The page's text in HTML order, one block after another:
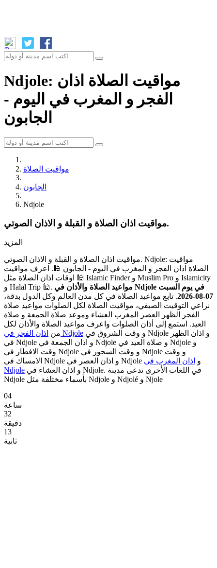
Ndjole: مواقيت الصلاة اذان
الفجر و المغرب في اليوم -
الجابون
مواقيت الصلاة
الجابون
Ndjole
مواقيت اذان الصلاة و القبلة و الاذان الصوتي.
المزيد
مواقيت اذان الصلاة و القبلة و الاذان الصوتي. Ndjole: مواقيت
الصلاة اذان الفجر و المغرب في اليوم - الجابون 🕌. اعرف مواقيت
اوقات اذان الصلاة مثل 🕌 Islamic Finder و Muslim Pro و Islamicity
و Halal Trip 🕌. مواعيد الصلاة والأذان في Ndjole في يوم السبت
07-08-2026
. تابع مواعيد الصلاة في كل مدن العالم وكل الدول بدقة،
نراعي التوقيت الصيفي، مواقيت الصلاة لكل الصلوات مواعيد صلاة
الفجر الظهر العصر المغرب العشاء وموعد صلاة الجمعة و صلاة
العيد. استمع إلى أذان الصلوات واعرف مواعيد الصلاة والأذان لكل
من اذان الفجر في Ndjole
في Ndjole و اذان الجمعة في Ndjole و صلاة العيد في Ndjole و
وقت الافطار في Ndjole و وقت السحور في Ndjole و وقت
الامساك في Ndjole و اذان العصر في Ndjole و اذان المغرب في
Ndjole
Ndjole بأسماء مختلفة مثل Ndjole و Ndjolé و Njole
04
ساعة
32
دقيقة
12
ثانية